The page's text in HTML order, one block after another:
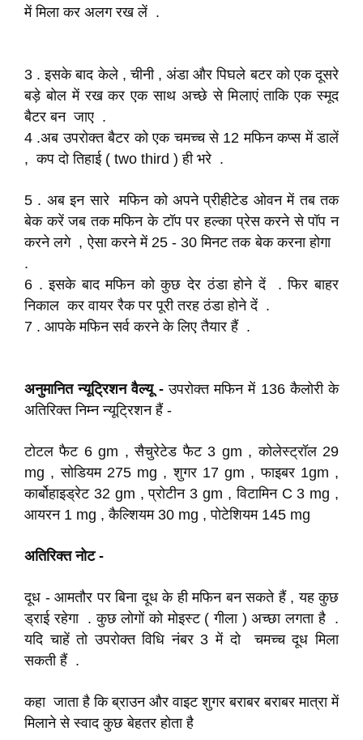
में मिला कर अलग रख लें .
3 . इसके बाद केले , चीनी , अंडा और पिघले बटर को एक दूसरे
बड़े बोल में रख कर एक साथ अच्छे से मिलाएं ताकि एक स्मूद
बैटर बन जाए .
4 .अब उपरोक्त बैटर को एक चमच्च से 12 मफिन कप्स में डालें
, कप दो तिहाई ( two third ) ही भरे .
5 . अब इन सारे मफिन को अपने प्रीहीटेड ओवन में तब तक
बेक करें जब तक मफिन के टॉप पर हल्का प्रेस करने से पॉप न
करने लगे , ऐसा करने में 25 - 30 मिनट तक बेक करना होगा
.
6 . इसके बाद मफिन को कुछ देर ठंडा होने दें . फिर बाहर
निकाल कर वायर रैक पर पूरी तरह ठंडा होने दें .
7 . आपके मफिन सर्व करने के लिए तैयार हैं .
अनुमानित न्यूट्रिशन वैल्यू -उपरोक्त मफिन में 136 कैलोरी के
अतिरिक्त निम्न न्यूट्रिशन हैं -
टोटल फैट 6 gm , सैचुरेटेड फैट 3 gm , कोलेस्ट्रॉल 29
mg , सोडियम 275 mg , शुगर 17 gm , फाइबर 1gm ,
कार्बोहाइड्रेट 32 gm , प्रोटीन 3 gm , विटामिन C 3 mg ,
आयरन 1 mg , कैल्शियम 30 mg , पोटेशियम 145 mg
अतिरिक्त नोट -
दूध - आमतौर पर बिना दूध के ही मफिन बन सकते हैं , यह कुछ
ड्राई रहेगा . कुछ लोगों को मोइस्ट ( गीला ) अच्छा लगता है .
यदि चाहें तो उपरोक्त विधि नंबर 3 में दो चमच्च दूध मिला
सकती हैं .
कहा जाता है कि ब्राउन और वाइट शुगर बराबर बराबर मात्रा में
मिलाने से स्वाद कुछ बेहतर होता है